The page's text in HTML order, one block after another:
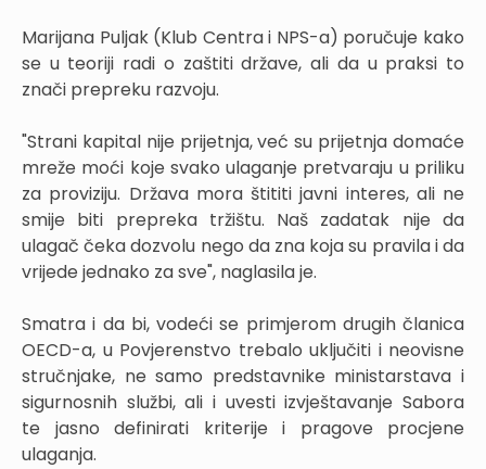
Marijana Puljak (Klub Centra i NPS-a) poručuje kako
se u teoriji radi o zaštiti države, ali da u praksi to
znači prepreku razvoju.
"Strani kapital nije prijetnja, već su prijetnja domaće
mreže moći koje svako ulaganje pretvaraju u priliku
za proviziju. Država mora štititi javni interes, ali ne
smije biti prepreka tržištu. Naš zadatak nije da
ulagač čeka dozvolu nego da zna koja su pravila i da
vrijede jednako za sve", naglasila je.
Smatra i da bi, vodeći se primjerom drugih članica
OECD-a, u Povjerenstvo trebalo uključiti i neovisne
stručnjake, ne samo predstavnike ministarstava i
sigurnosnih službi, ali i uvesti izvještavanje Sabora
te jasno definirati kriterije i pragove procjene
ulaganja.